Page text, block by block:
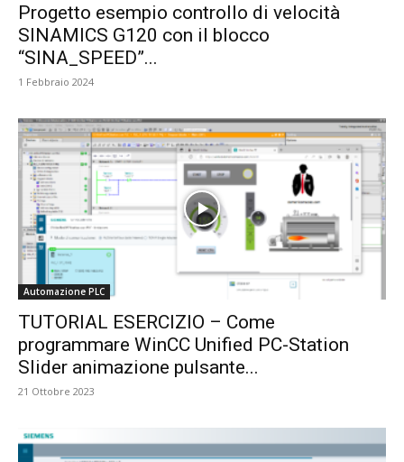
Progetto esempio controllo di velocità
SINAMICS G120 con il blocco
“SINA_SPEED”...
1 Febbraio 2024
Automazione PLC
TUTORIAL ESERCIZIO – Come
programmare WinCC Unified PC-Station
Slider animazione pulsante...
21 Ottobre 2023